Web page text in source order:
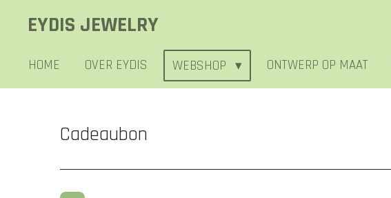
directEYDIS JEWELRY
HOME OVER EYDIS WEBSHOP ONTWERP OP MAAT
Cadeaubon